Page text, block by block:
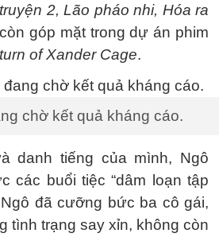
2, Lão pháo nhi, Hóa ra
góp mặt trong dự án phim
of Xander Cage.
chờ kết quả kháng cáo.
danh tiếng của mình, Ngô
các buổi tiệc “dâm loạn tập
đã cưỡng bức ba cô gái,
tình trạng say xỉn, không còn